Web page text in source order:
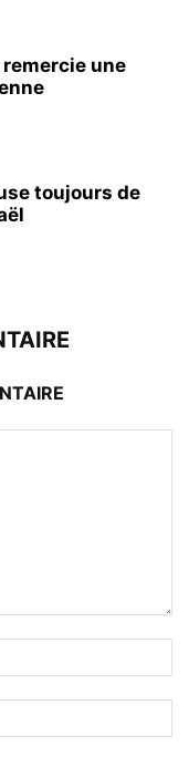
remercie une
toujours de